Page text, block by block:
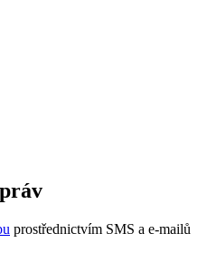
prostřednictvím SMS a e-mailů